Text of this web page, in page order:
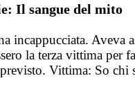
Il sangue del mito
incappucciata. Aveva
la terza vittima per
Vittima: So chi